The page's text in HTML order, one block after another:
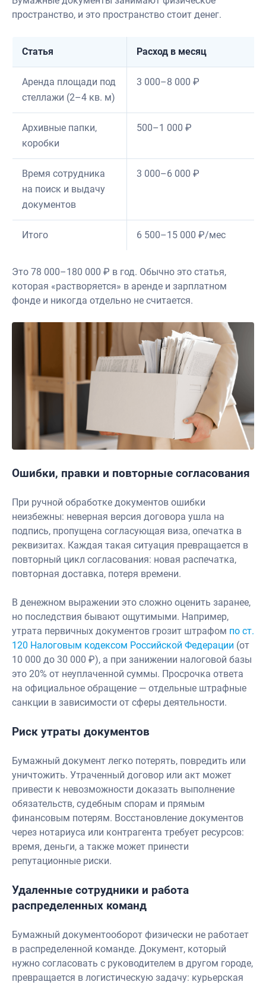
пространство, и это пространство стоит денег.
Статья Расход в месяц
Аренда площади под
стеллажи (2–4 кв. м)
3 000–8 000 ₽
Архивные папки,
коробки
500–1 000 ₽
Время сотрудника
на поиск и выдачу
документов
3 000–6 000 ₽
Итого 6 500–15 000 ₽/мес
Это 78 000–180 000 ₽ в год. Обычно это статья,
которая «растворяется» в аренде и зарплатном
фонде и никогда отдельно не считается.
Ошибки, правки и повторные согласования
При ручной обработке документов ошибки
неизбежны: неверная версия договора ушла на
подпись, пропущена согласующая виза, опечатка в
реквизитах. Каждая такая ситуация превращается в
повторный цикл согласования: новая распечатка,
повторная доставка, потеря времени.
В денежном выражении это сложно оценить заранее,
но последствия бывают ощутимыми. Например,
утрата первичных документов грозит штрафом по ст.
120 Налоговым кодексом Российской Федерации (от
10 000 до 30 000 ₽), а при занижении налоговой базы
это 20% от неуплаченной суммы. Просрочка ответа
на официальное обращение — отдельные штрафные
санкции в зависимости от сферы деятельности.
Риск утраты документов
Бумажный документ легко потерять, повредить или
уничтожить. Утраченный договор или акт может
привести к невозможности доказать выполнение
обязательств, судебным спорам и прямым
финансовым потерям. Восстановление документов
через нотариуса или контрагента требует ресурсов:
время, деньги, а также может принести
репутационные риски.
Удаленные сотрудники и работа
распределенных команд
Бумажный документооборот физически не работает
в распределенной команде. Документ, который
нужно согласовать с руководителем в другом городе,
превращается в логистическую задачу: курьерская